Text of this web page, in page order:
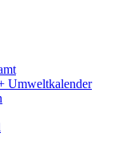
Umweltkalender